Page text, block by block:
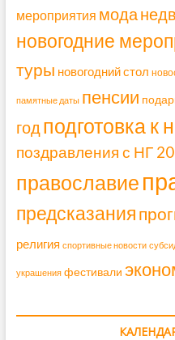
мероприятия мода
новогодние
туры новогодний стол
памятные даты пенсии
год подготовка к
поздравления с НГ
православие
предсказания
религия спортивные новости
украшения фестивали